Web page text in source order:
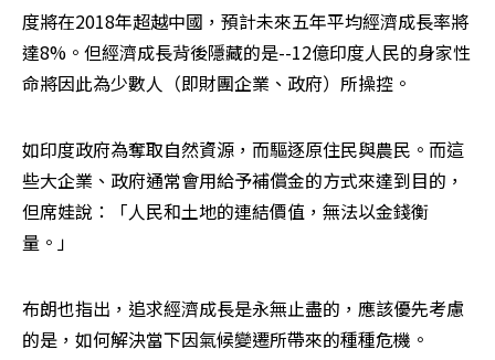
度將在2018年超越中國，預計未來五年平均經濟成長率將
達8%。但經濟成長背後隱藏的是--12億印度人民的身家性
命將因此為少數人（即財團企業、政府）所操控。
如印度政府為奪取自然資源，而驅逐原住民與農民。而這
些大企業、政府通常會用給予補償金的方式來達到目的，
但席娃說：「人民和土地的連結價值，無法以金錢衡
量。」
布朗也指出，追求經濟成長是永無止盡的，應該優先考慮
的是，如何解決當下因氣候變遷所帶來的種種危機。